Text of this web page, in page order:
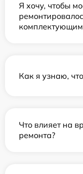
Я хочу, чтобы
Как я узнаю,
Что влияет на
ремонта?